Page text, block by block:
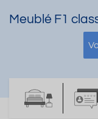
Meublé F1